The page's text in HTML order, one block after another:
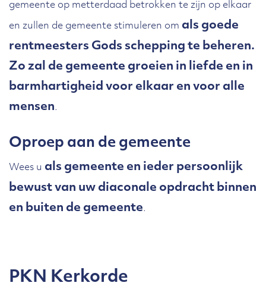
‘praktische ondersteuning’ die B15.2
noemt, kan ook inhouden dat de
diakenen iemand begeleiden naar
instanties buiten de kerk. Als daar
deskundigheid te vinden is die de
niet te schamen om iemand door te
verwijzen. Als het maar niet
betekent dat de diakenen zelf hun
handen van iemand aftrekken. Zij
De hele gemeente
gemeente op metterdaad betrokken te zijn op elkaar
en zullen de gemeente stimuleren om als goede
rentmeesters Gods schepping te beheren.
Zo zal de gemeente groeien in liefde en in
barmhartigheid voor elkaar en voor alle
mensen.
Oproep aan de gemeente
Wees u als gemeente en ieder persoonlijk
bewust van uw diaconale opdracht binnen
en buiten de gemeente.
PKN Kerkorde